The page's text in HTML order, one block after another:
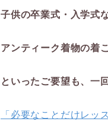
子供の卒業式・入学式
アンティーク着物の着
といったご要望も、一
「必要なことだけレッ